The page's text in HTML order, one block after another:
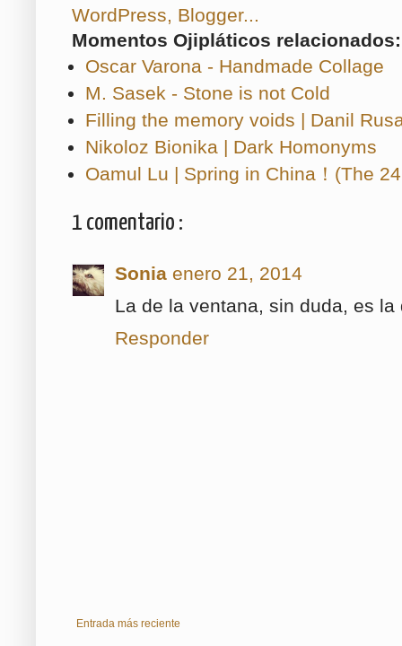
Momentos Ojipláticos relacionados:
Oscar Varona - Handmade Collage
M. Sasek - Stone is not Cold
Filling the memory voids | Danil
Nikoloz Bionika | Dark Homonyms
Oamul Lu | Spring in China！(The
1 comentario :
Sonia enero 21, 2014
La de la ventana, sin duda, es
Responder
Entrada más reciente